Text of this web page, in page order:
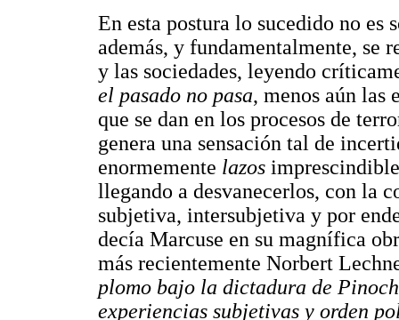
En esta postura lo sucedido no
además, y fundamentalmente, se
y las sociedades, leyendo
el pasado no pasa, menos aún las
que se dan en los procesos de
genera una sensación tal de
enormemente lazos
llegando a desvanecerlos, con la
subjetiva, intersubjetiva y por
decía Marcuse en su magnífica
más recientemente Norbert
plomo bajo la dictadura de
experiencias subjetivas y orden